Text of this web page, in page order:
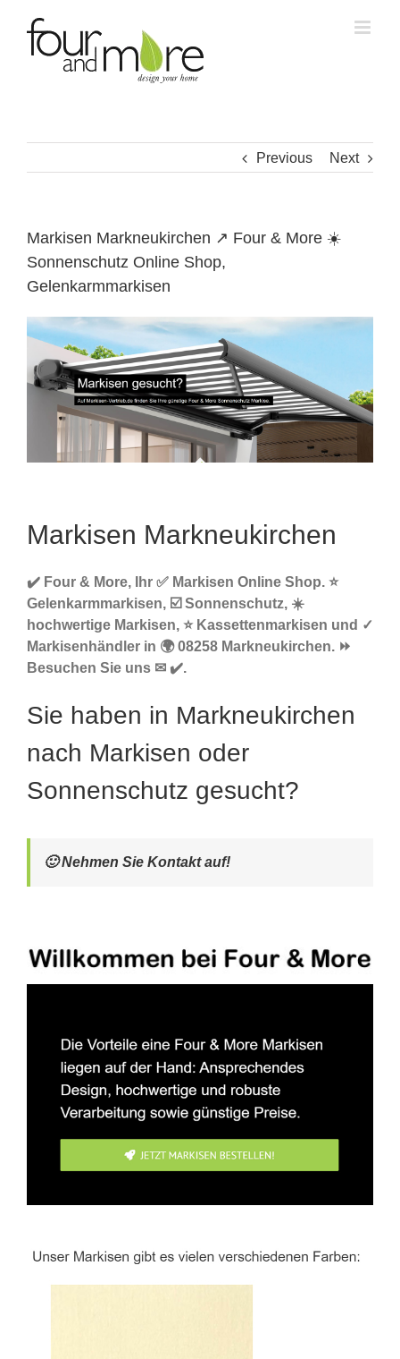
content
Previous Next
Markisen Markneukirchen ↗️ Four & More ☀️
Sonnenschutz Online Shop,
Gelenkarmmarkisen
Markisen Markneukirchen
✔️ Four & More, Ihr ✅ Markisen Online Shop. ⭐
Gelenkarmmarkisen, ☑️ Sonnenschutz, ☀️
hochwertige Markisen, ⭐ Kassettenmarkisen und ✓
Markisenhändler in 🌍 08258 Markneukirchen. ⏩
Besuchen Sie uns ✉ ✔️.
Sie haben in Markneukirchen
nach Markisen oder
Sonnenschutz gesucht?
🙂 Nehmen Sie Kontakt auf!